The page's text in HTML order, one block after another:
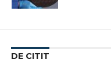
DE CITIT